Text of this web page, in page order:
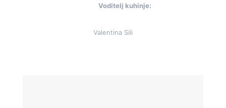
Voditelj kuhinje:
Valentina Sili